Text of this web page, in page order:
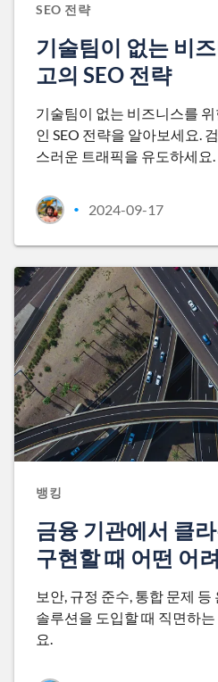
SEO 전략
기술팀이 없는 비
고의 SEO 전략
기술팀이 없는 비즈니스를
인 SEO 전략을 알아보세요.
스러운 트래픽을 유도하세요.
• 2024-09-17
뱅킹
금융 기관에서 클
구현할 때 어떤 어
보안, 규정 준수, 통합 문제
솔루션을 도입할 때 직면하
요.